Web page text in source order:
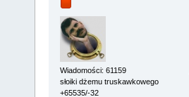
Wiadomości: 61159
słoiki dżemu truskawkowego
+65535/-32